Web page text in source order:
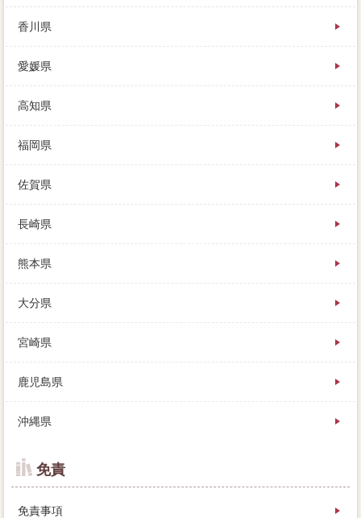
香川県
愛媛県
高知県
福岡県
佐賀県
長崎県
熊本県
大分県
宮崎県
鹿児島県
沖縄県
免責
免責事項